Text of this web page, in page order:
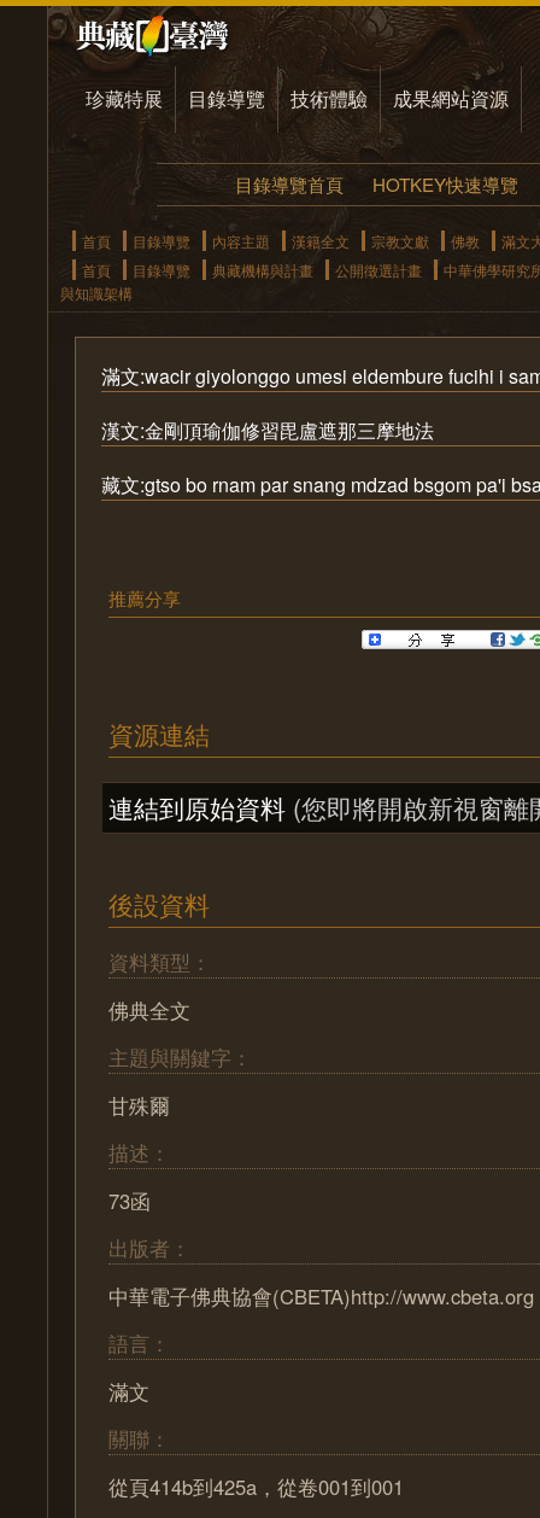
珍藏特展 目錄導覽 技術體驗 成果網站資源
目錄導覽首頁 HOTKEY快速導覽
首頁 目錄導覽 內容主題 漢籍全文 宗教文獻 佛教
滿文
首頁
目錄導覽 典藏機構與計畫 公開徵選計畫
中華佛學研究
與知識架構
滿文:wacir giyolonggo umesi eldembure fucihi i
漢文:金剛頂瑜伽修習毘盧遮那三摩地法
藏文:gtso bo rnam par snang mdzad bsgom pa'i
推薦分享
資源連結
連結到原始資料 (您即將開啟新視窗離
後設資料
資料類型：
佛典全文
主題與關鍵字：
甘殊爾
描述：
73函
出版者：
中華電子佛典協會(CBETA)http://www.cbeta.org
語言：
滿文
關聯：
從頁414b到425a，從卷001到001